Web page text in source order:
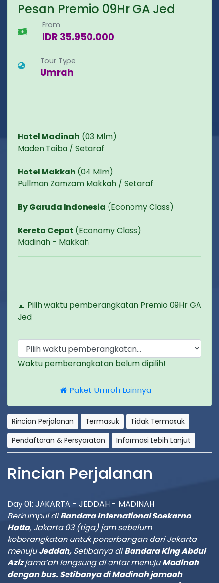
Pesan Premio 09Hr GA Jed
From
IDR 35.950.000
Tour Type
Umrah
Hotel Madinah (03 Mlm)
Maden Taiba / Setaraf
Hotel Makkah (04 Mlm)
Pullman Zamzam Makkah / Setaraf
By Garuda Indonesia (Economy Class)
Kereta Cepat (Economy Class)
Madinah - Makkah
📅 Pilih waktu pemberangkatan Premio 09Hr GA
Jed
Waktu pemberangkatan belum dipilih!
Paket Umroh Lainnya
Rincian Perjalanan Termasuk
Tidak Termasuk
Pendaftaran & Persyaratan
Informasi Lebih Lanjut
Rincian Perjalanan
Day 01: JAKARTA - JEDDAH - MADINAH
Berkumpul diBandara InternationalSoekarno
Hatta, Jakarta 03 (tiga) jam sebelum
keberangkatan untuk penerbangan dariJakarta
menujuJeddah,Setibanya diBandaraKing Abdul
Azizjama’ah langsung di antar menujuMadinah
dengan bus. Setibanya di Madinah jamaah